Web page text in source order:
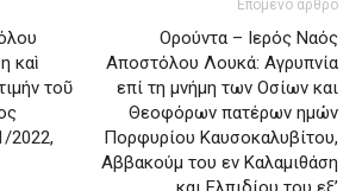
καὶ
τοῦ
2022,
Επόμενο άρθρο
Ορούντα – Ιερός Ναός
Αποστόλου Λουκά: Αγρυπνία
επί τη μνήμη των Οσίων και
Θεοφόρων πατέρων ημών
Πορφυρίου Καυσοκαλυβίτου,
Αββακούμ του εν Καλαμιθάση